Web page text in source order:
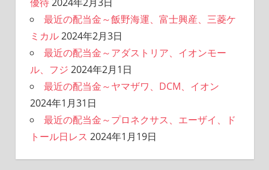
最近の配当金～飯野海運、富士興産、三菱ケ
ミカル 2024年2月3日
最近の配当金～アダストリア、イオンモー
ル、フジ 2024年2月1日
最近の配当金～ヤマザワ、DCM、イオン
2024年1月31日
最近の配当金～プロネクサス、エーザイ、ド
トール日レス 2024年1月19日